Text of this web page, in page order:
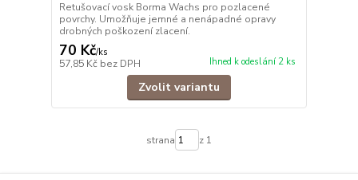
Retušovací vosk Borma Wachs pro pozlacené
povrchy. Umožňuje jemné a nenápadné opravy
drobných poškození zlacení.
70 Kč/ks
57,85 Kč bez DPH Ihned k odeslání 2 ks
Zvolit variantu
strana z 1